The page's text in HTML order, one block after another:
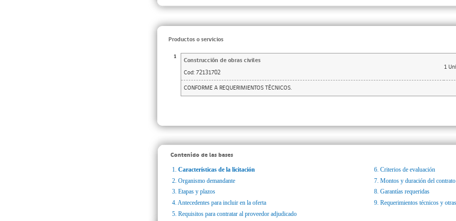
Productos o servicios
1 Construcción de obras civiles
1
Cod: 72131702
CONFORME A REQUERIMIENTOS TÉCNICOS.
Contenido de las bases
1. Características de la licitación
2. Organismo demandante
3. Etapas y plazos
4. Antecedentes para incluir en la oferta
5. Requisitos para contratar al proveedor adjudicado
6. Criterios de evaluación
7. Montos y duración del contrato
8. Garantías requeridas
9. Requerimientos técnicos y